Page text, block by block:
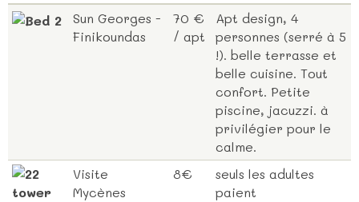
Sun Georges -
Finikoundas
70 €
/ apt
Apt design, 4
personnes (serré à 5
!). belle terrasse et
belle cuisine. Tout
confort. Petite
piscine, jacuzzi. à
privilégier pour le
calme.
Visite
Mycènes
8€
seuls les adultes
paient